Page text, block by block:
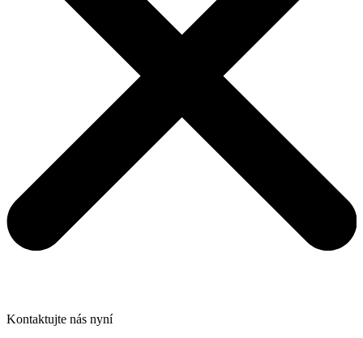
Kontaktujte nás nyní